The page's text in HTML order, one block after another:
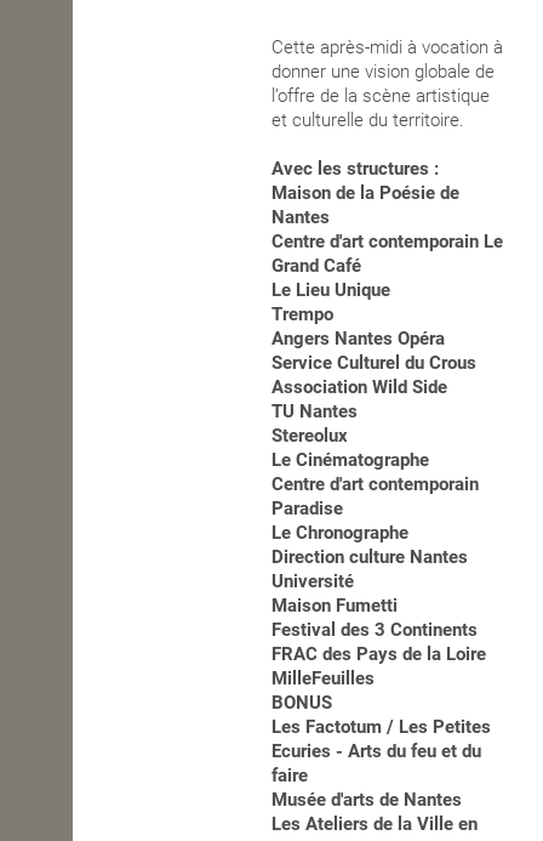
Cette après-midi à vocation à
donner une vision globale de
l’offre de la scène artistique
et culturelle du territoire.
Avec les structures :
Maison de la Poésie de
Nantes
Centre d'art contemporain Le
Grand Café
Le Lieu Unique
Trempo
Angers Nantes Opéra
Service Culturel du Crous
Association Wild Side
TU Nantes
Stereolux
Le Cinématographe
Centre d'art contemporain
Paradise
Le Chronographe
Direction culture Nantes
Université
Maison Fumetti
Festival des 3 Continents
FRAC des Pays de la Loire
MilleFeuilles
BONUS
Les Factotum / Les Petites
Ecuries - Arts du feu et du
faire
Musée d'arts de Nantes
Les Ateliers de la Ville en